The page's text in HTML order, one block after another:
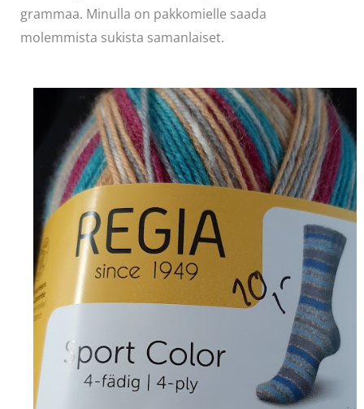
grammaa. Minulla on pakkomielle saada
molemmista sukista samanlaiset.